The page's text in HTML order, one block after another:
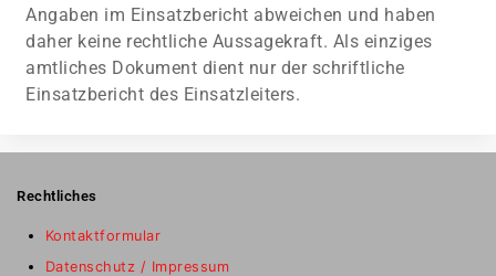
Angaben im Einsatzbericht abweichen und haben
daher keine rechtliche Aussagekraft. Als einziges
amtliches Dokument dient nur der schriftliche
Einsatzbericht des Einsatzleiters.
Rechtliches
Kontaktformular
Datenschutz / Impressum